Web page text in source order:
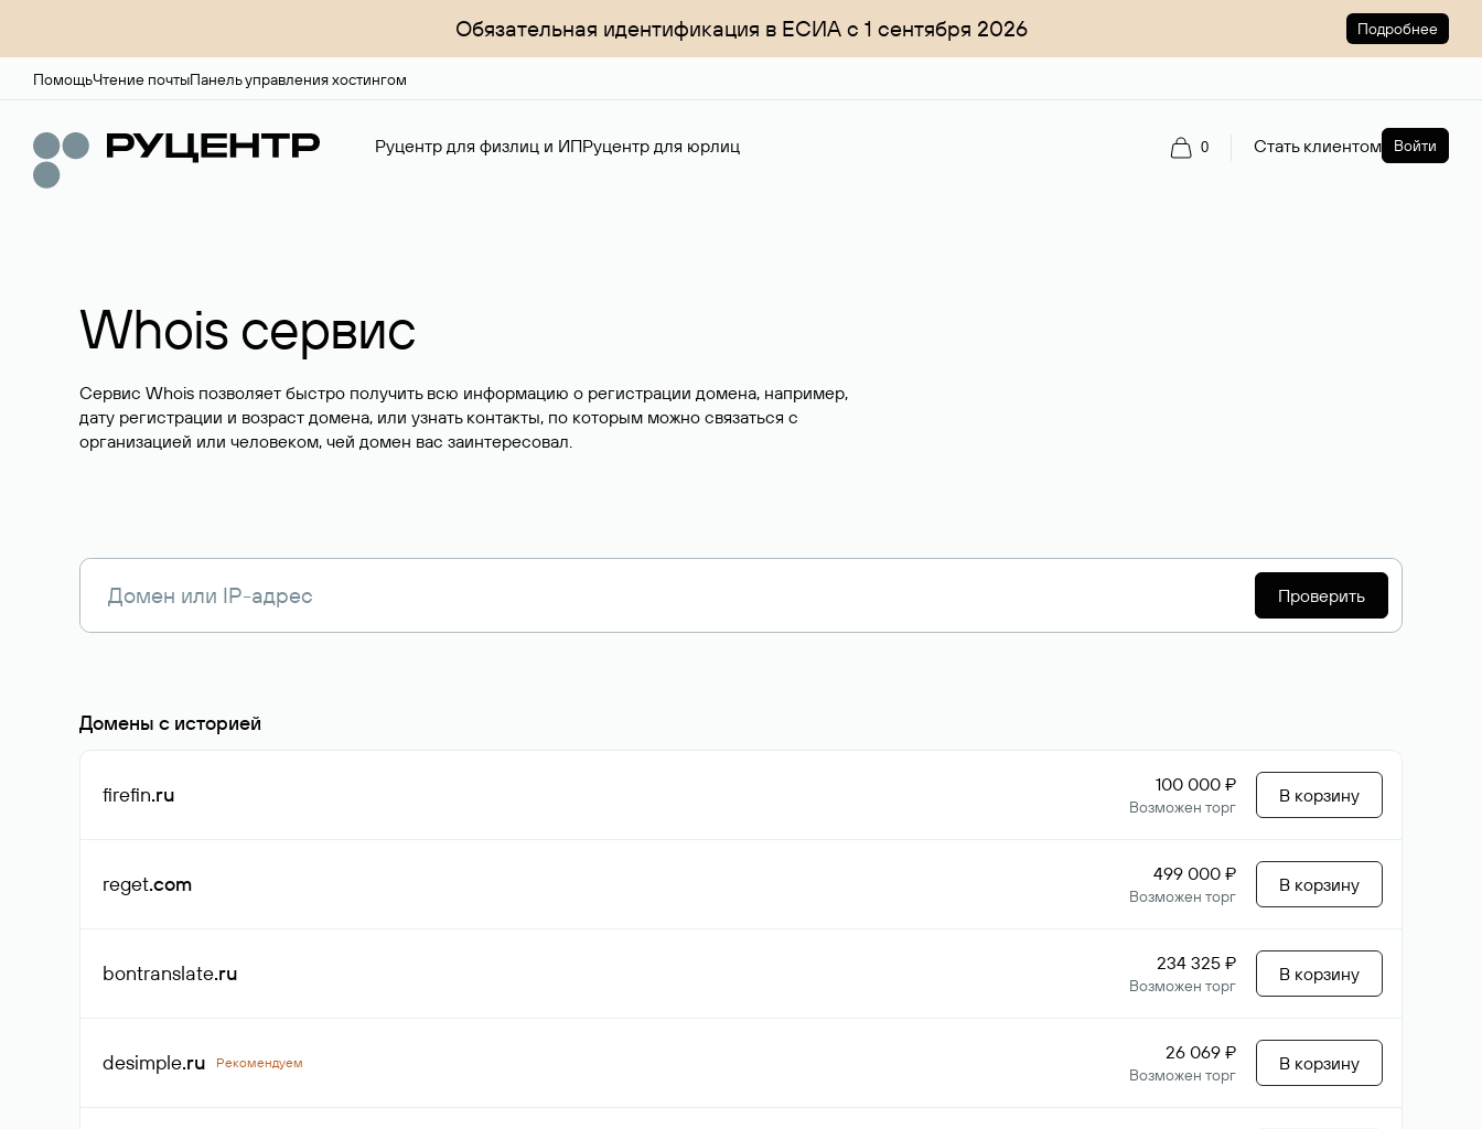
Обязательная идентификация в ЕСИА с 1 сентября 2026 Подробнее
ПомощьЧтение почтыПанель управления хостингом
Руцентр для физлиц и ИПРуцентр для юрлиц 0 Стать клиентом Войти
Whois сервис
Сервис Whois позволяет быстро получить всю информацию о регистрации домена, например,
дату регистрации и возраст домена, или узнать контакты, по которым можно связаться с
организацией или человеком, чей домен вас заинтересовал.
Проверить
Домены с историей
firefin.ru 100 000 ₽
Возможен торг
В корзину
reget.com 499 000 ₽
Возможен торг
В корзину
bontranslate.ru 234 325 ₽
Возможен торг
В корзину
desimple.ru Рекомендуем 26 069 ₽
Возможен торг
В корзину